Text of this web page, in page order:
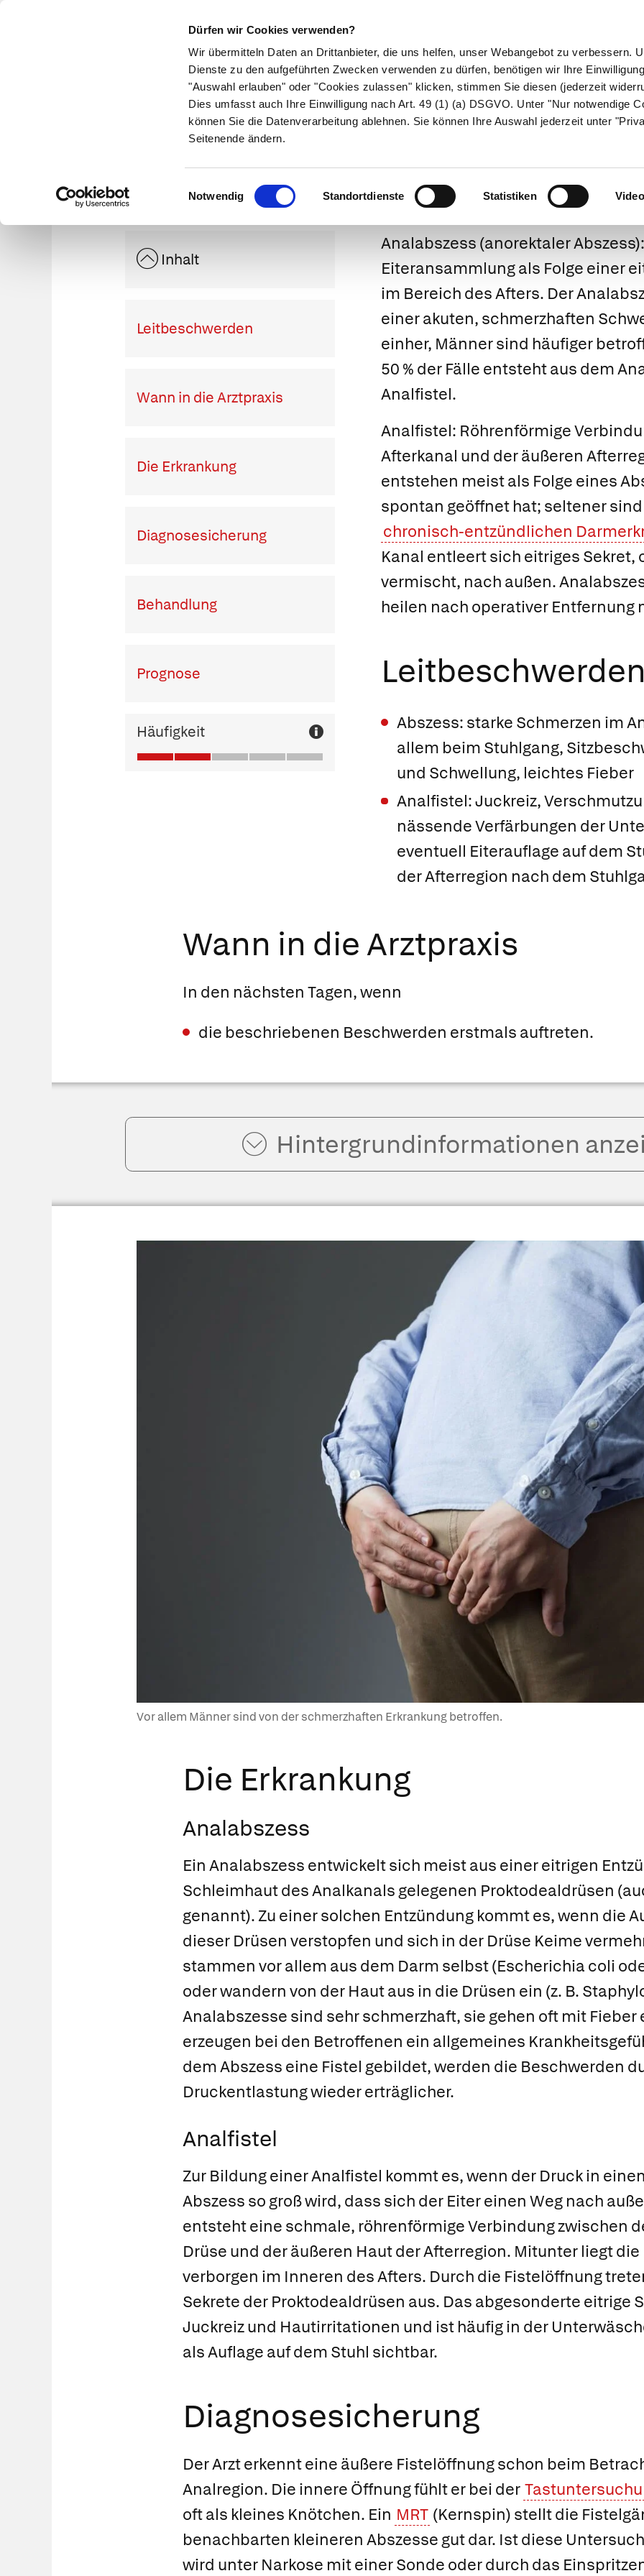
Dürfen wir Cookies verwenden?
Wir übermitteln Daten an Drittanbieter, die uns helfen, unser Webangebot zu verbessern.
Dienste zu den aufgeführten Zwecken verwenden zu dürfen, benötigen wir Ihre
"Auswahl erlauben" oder "Cookies zulassen" klicken, stimmen Sie diesen (jederzeit
Dies umfasst auch Ihre Einwilligung nach Art. 49 (1) (a) DSGVO. Unter "Nur notwendige
können Sie die Datenverarbeitung ablehnen. Sie können Ihre Auswahl jederzeit unter
Seitenende ändern.
Einwilligungsauswahl
Notwendig Standortdienste Statistiken
Symptome Therapie Medikamente Naturheilkunde Eltern & Kind
Analabszess und
Inhalt
Leitbeschwerden
Wann in die Arztpraxis
Die Erkrankung
Diagnosesicherung
Behandlung
Prognose
Häufigkeit
Analabszess (anorektaler
Eiteransammlung als Folge einer
im Bereich des Afters. Der
einer akuten, schmerzhaften
einher, Männer sind häufiger
50 % der Fälle entsteht aus dem
Analfistel.
Analfistel: Röhrenförmige
Afterkanal und der äußeren
entstehen meist als Folge eines
spontan geöffnet hat; seltener
chronisch-entzündlichen
Kanal entleert sich eitriges Sekret,
vermischt, nach außen.
heilen nach operativer Entfernung
Abszess: starke Schmerzen im
allem beim Stuhlgang,
und Schwellung, leichtes Fieber
Analfistel: Juckreiz,
nässende Verfärbungen der
eventuell Eiterauflage auf dem
der Afterregion nach dem
Wann in die Arztpraxis
In den nächsten Tagen, wenn
die beschriebenen Beschwerden erstmals auftreten.
Hintergrund­informationen
Vor allem Männer sind von der schmerzhaften Erkrankung betroffen.
Die Erkrankung
Analabszess
Ein Analabszess entwickelt sich meist aus einer eitrigen
Schleimhaut des Analkanals gelegenen Proktodealdrüsen
genannt). Zu einer solchen Entzündung kommt es, wenn die
dieser Drüsen verstopfen und sich in der Drüse Keime
stammen vor allem aus dem Darm selbst (Escherichia coli
oder wandern von der Haut aus in die Drüsen ein (z. B.
Analabszesse sind sehr schmerzhaft, sie gehen oft mit Fieber
erzeugen bei den Betroffenen ein allgemeines
dem Abszess eine Fistel gebildet, werden die Beschwerden
Druckentlastung wieder erträglicher.
Analfistel
Zur Bildung einer Analfistel kommt es, wenn der Druck in
Abszess so groß wird, dass sich der Eiter einen Weg nach
entsteht eine schmale, röhrenförmige Verbindung zwischen
Drüse und der äußeren Haut der Afterregion. Mitunter liegt
verborgen im Inneren des Afters. Durch die Fistelöffnung
Sekrete der Proktodealdrüsen aus. Das abgesonderte eitrige
Juckreiz und Hautirritationen und ist häufig in der
als Auflage auf dem Stuhl sichtbar.
Diagnosesicherung
Der Arzt erkennt eine äußere Fistelöffnung schon beim
Analregion. Die innere Öffnung fühlt er bei der
oft als kleines Knötchen. Ein MRT (Kernspin) stellt die
benachbarten kleineren Abszesse gut dar. Ist diese
wird unter Narkose mit einer Sonde oder durch das